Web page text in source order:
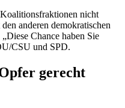
nicht
anderen demokratischen
Chance haben Sie
CSU und SPD.
gerecht